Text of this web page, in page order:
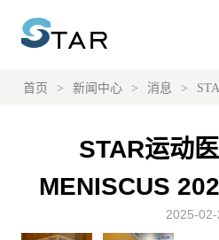
首页 > 新闻中心 > 消息 >
STAR运动
MENISCUS
2025-02-